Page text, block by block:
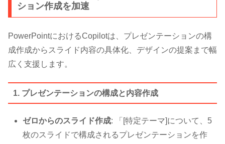
ション作成を加速
PowerPointにおけるCopilotは、プレゼンテーションの構
成作成からスライド内容の具体化、デザインの提案まで幅
広く支援します。
1. プレゼンテーションの構成と内容作成
ゼロからのスライド作成: 「[特定テーマ]について、5
枚のスライドで構成されるプレゼンテーションを作